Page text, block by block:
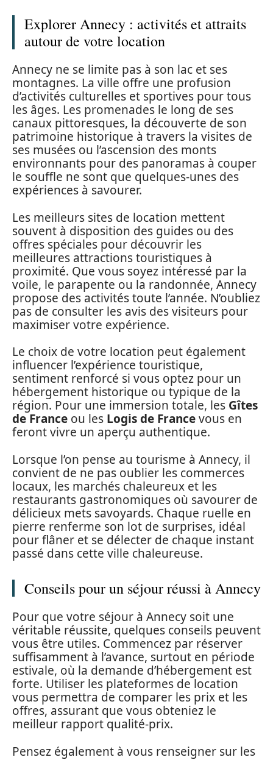
Explorer Annecy : activités et attraits
autour de votre location
Annecy ne se limite pas à son lac et ses
montagnes. La ville offre une profusion
d’activités culturelles et sportives pour tous
les âges. Les promenades le long de ses
canaux pittoresques, la découverte de son
patrimoine historique à travers la visites de
ses musées ou l’ascension des monts
environnants pour des panoramas à couper
le souffle ne sont que quelques-unes des
expériences à savourer.
Les meilleurs sites de location mettent
souvent à disposition des guides ou des
offres spéciales pour découvrir les
meilleures attractions touristiques à
proximité. Que vous soyez intéressé par la
voile, le parapente ou la randonnée, Annecy
propose des activités toute l’année. N’oubliez
pas de consulter les avis des visiteurs pour
maximiser votre expérience.
Le choix de votre location peut également
influencer l’expérience touristique,
sentiment renforcé si vous optez pour un
hébergement historique ou typique de la
région. Pour une immersion totale, les Gîtes
de France ou les Logis de Francevous en
feront vivre un aperçu authentique.
Lorsque l’on pense au tourisme à Annecy, il
convient de ne pas oublier les commerces
locaux, les marchés chaleureux et les
restaurants gastronomiques où savourer de
délicieux mets savoyards. Chaque ruelle en
pierre renferme son lot de surprises, idéal
pour flâner et se délecter de chaque instant
passé dans cette ville chaleureuse.
Conseils pour un séjour réussi à Annecy
Pour que votre séjour à Annecy soit une
véritable réussite, quelques conseils peuvent
vous être utiles. Commencez par réserver
suffisamment à l’avance, surtout en période
estivale, où la demande d’hébergement est
forte. Utiliser les plateformes de location
vous permettra de comparer les prix et les
offres, assurant que vous obteniez le
meilleur rapport qualité-prix.
Pensez également à vous renseigner sur les